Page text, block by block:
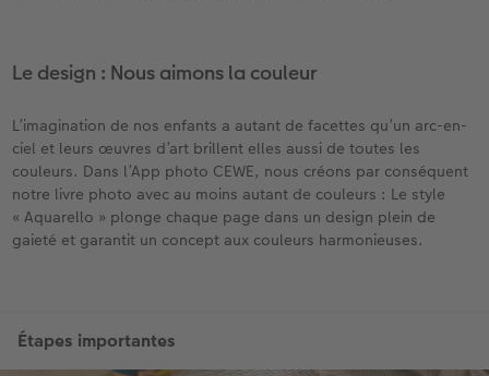
Le design : Nous aimons la couleur
L’imagination de nos enfants a autant de facettes qu’un arc-en-
ciel et leurs œuvres d’art brillent elles aussi de toutes les
couleurs. Dans l’App photo CEWE, nous créons par conséquent
notre livre photo avec au moins autant de couleurs : Le style
« Aquarello » plonge chaque page dans un design plein de
gaieté et garantit un concept aux couleurs harmonieuses.